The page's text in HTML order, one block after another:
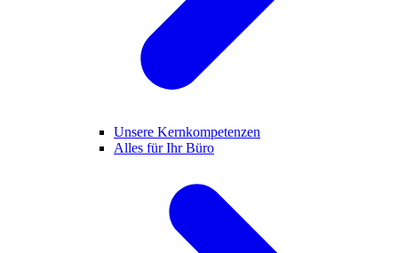
Unsere Kernkompetenzen
Alles für Ihr Büro